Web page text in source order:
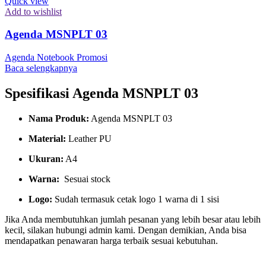
Add to wishlist
Agenda MSNPLT 03
Agenda Notebook Promosi
Baca selengkapnya
Spesifikasi Agenda MSNPLT 03
Nama Produk: Agenda MSNPLT 03
Material: Leather PU
Ukuran: A4
Warna: Sesuai stock
Logo: Sudah termasuk cetak logo 1 warna di 1 sisi
Jika Anda membutuhkan jumlah pesanan yang lebih besar atau lebih
kecil, silakan hubungi admin kami. Dengan demikian, Anda bisa
mendapatkan penawaran harga terbaik sesuai kebutuhan.